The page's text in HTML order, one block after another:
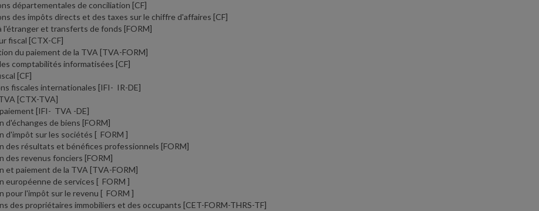
départementales de conciliation [CF]
des impôts directs et des taxes sur le chiffre d'affaires [CF]
l'étranger et transferts de fonds [FORM]
fiscal [CTX-CF]
du paiement de la TVA [TVA-FORM]
comptabilités informatisées [CF]
[CF]
fiscales internationales [IFI- IR-DE]
[CTX-TVA]
[IFI- TVA -DE]
d'échanges de biens [FORM]
d'impôt sur les sociétés [ FORM ]
des résultats et bénéfices professionnels [FORM]
des revenus fonciers [FORM]
et paiement de la TVA [TVA-FORM]
européenne de services [ FORM ]
pour l'impôt sur le revenu [ FORM ]
des propriétaires immobiliers et des occupants [CET-FORM-THRS-TF]